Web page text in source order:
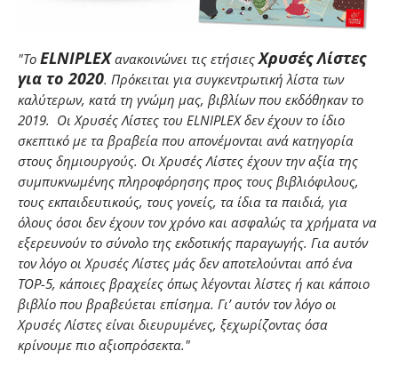
"Το ELNIPLEXανακοινώνει τις ετήσιεςΧρυσές Λίστες
για το 2020. Πρόκειται για συγκεντρωτική λίστα των
καλύτερων, κατά τη γνώμη μας, βιβλίων που εκδόθηκαν το
2019. Οι Χρυσές Λίστες του ELNIPLEX δεν έχουν το ίδιο
σκεπτικό με τα βραβεία που απονέμονται ανά κατηγορία
στους δημιουργούς. Οι Χρυσές Λίστες έχουν την αξία της
συμπυκνωμένης πληροφόρησης προς τους βιβλιόφιλους,
τους εκπαιδευτικούς, τους γονείς, τα ίδια τα παιδιά, για
όλους όσοι δεν έχουν τον χρόνο και ασφαλώς τα χρήματα να
εξερευνούν το σύνολο της εκδοτικής παραγωγής. Για αυτόν
τον λόγο οι Χρυσές Λίστες μάς δεν αποτελούνται από ένα
TOP-5, κάποιες βραχείες όπως λέγονται λίστες ή και κάποιο
βιβλίο που βραβεύεται επίσημα. Γι’ αυτόν τον λόγο οι
Χρυσές Λίστες είναι διευρυμένες, ξεχωρίζοντας όσα
κρίνουμε πιο αξιοπρόσεκτα."